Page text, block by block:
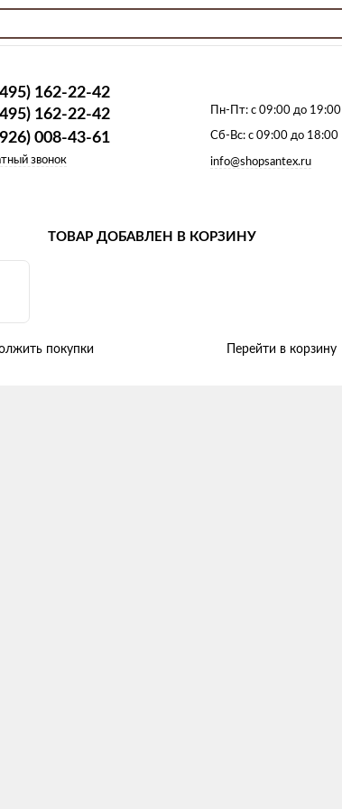
162-22-42
162-22-42
008-43-61
звонок
Пн-Пт:с 09:00 до 19:00
Сб-Вс:с 09:00 до 18:00
info@shopsantex.ru
наружная резьба SPK
ТОВАР ДОБАВЛЕН В КОРЗИНУ
покупки Перейти в корзину